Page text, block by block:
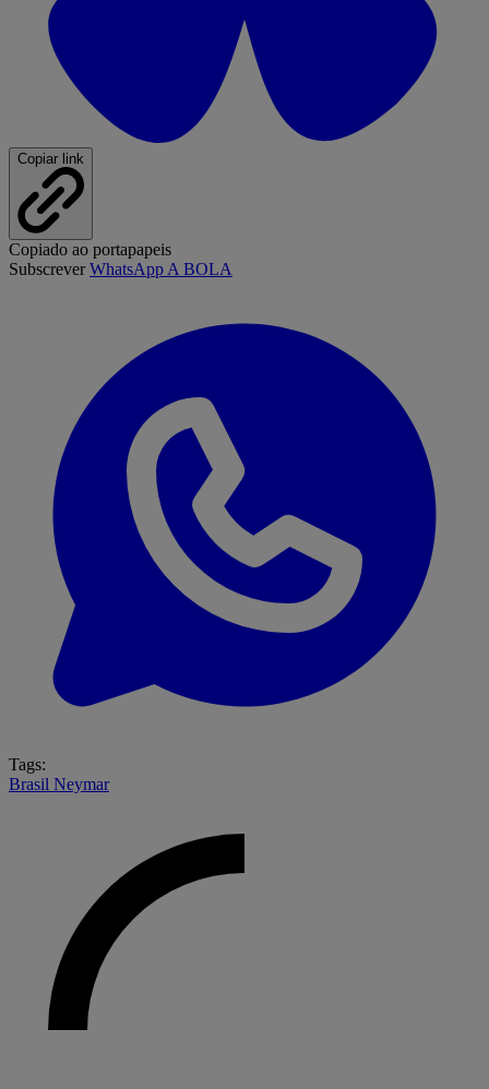
Copiar link
Copiado ao portapapeis
SubscreverWhatsApp A BOLA
Tags:
Brasil Neymar